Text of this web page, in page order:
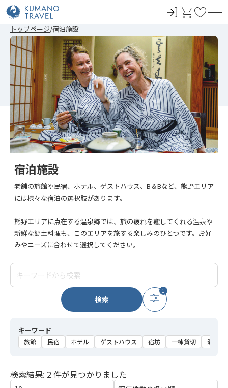
ロ
イ
ン
カ
ト
お
に
入
り
トップページ 宿泊施設
宿泊施設
老舗の旅館や民宿、ホテル、ゲストハウス、B＆Bなど、熊野エリア
には様々な宿泊の選択肢があります。
熊野エリアに点在する温泉郷では、旅の疲れを癒してくれる温泉や
新鮮な郷土料理も、このエリアを旅する楽しみのひとつです。お好
みやニーズに合わせて選択してください。
検索
1
キーワード
旅館 民宿 ホテル ゲストハウス 宿坊 一棟貸切 温泉
検索結果: 2 件が見つかりました